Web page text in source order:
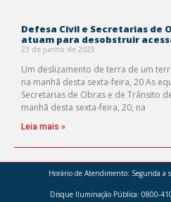
Defesa Civil e Secretarias de
atuam para desobstruir
23 de junho de 2025
Um deslizamento de terra de um
na manhã desta sexta-feira, 20 As
Secretarias de Obras e de Trânsito
manhã desta sexta-feira, 20, na
Leia mais »
Horário de Atendimento: Segunda a
Disque Iluminação Pública: 0800-